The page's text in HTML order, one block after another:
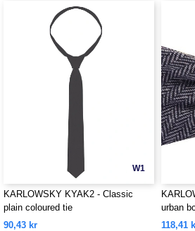
W1
KARLOWSKY KYAK2 - Classic
plain coloured tie
90,43 kr
urban
pattern
118,41